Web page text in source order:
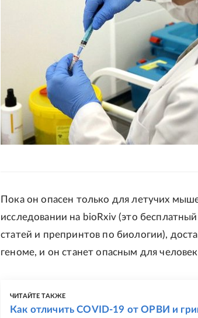
Пока он опасен только для летучих
исследовании на bioRxiv (это
статей и препринтов по биологии),
геноме, и он станет опасным для
ЧИТАЙТЕ ТАКЖЕ
Как отличить COVID-19 от ОРВИ и